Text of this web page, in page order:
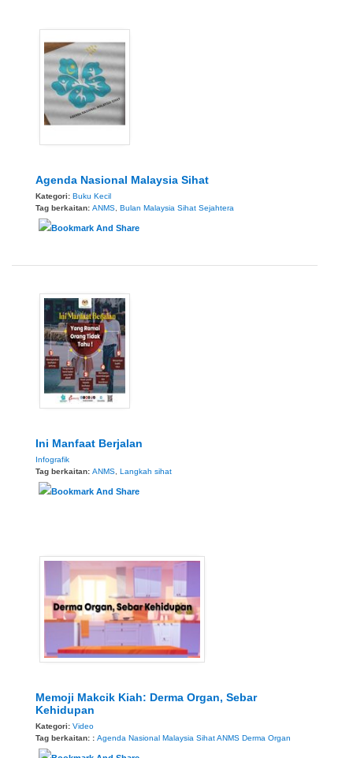
Agenda Nasional Malaysia Sihat
Kategori: Buku Kecil
Tag berkaitan: ANMS Bulan Malaysia Sihat Sejahtera
Ini Manfaat Berjalan
Infografik
Tag berkaitan: ANMS, Langkah sihat
Memoji Makcik Kiah: Derma Organ, Sebar
Kehidupan
Kategori: Video
Tag berkaitan: : Agenda Nasional Malaysia SihatANMS Derma Organ